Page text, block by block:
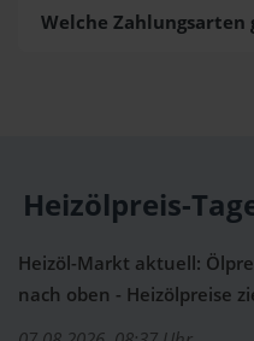
Welche Zahlungsarten
Heizölpreis-
Heizöl-Markt aktuell:
nach oben - Heizölpreise